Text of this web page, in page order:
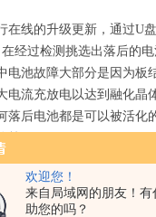
欢迎您！
来自局域网的朋友！有
助您的吗？
线的升级更新，通过U
经过检测挑选出落后的
电池故障大部分是因为
流充放电以达到融化晶
落后电池都是可以被活
。